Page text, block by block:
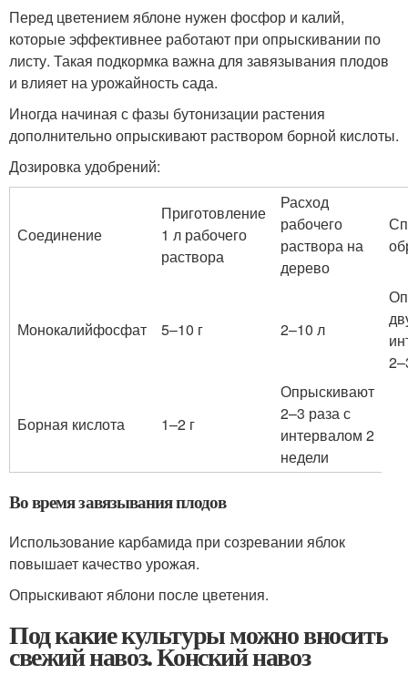
Перед цветением яблоне нужен фосфор и калий,
которые эффективнее работают при опрыскивании по
листу. Такая подкормка важна для завязывания плодов
и влияет на урожайность сада.
Иногда начиная с фазы бутонизации растения
дополнительно опрыскивают раствором борной кислоты.
Дозировка удобрений:
Соединение
Приготовление
1 л рабочего
раствора
Расход
рабочего
раствора на
дерево
Монокалийфосфат 5–10 г 2–10 л
Борная кислота 1–2 г
Опрыскивают
2–3 раза с
интервалом 2
недели
Во время завязывания плодов
Использование карбамида при созревании яблок
повышает качество урожая.
Опрыскивают яблони после цветения.
Под какие культуры можно вносить
свежий навоз. Конский навоз